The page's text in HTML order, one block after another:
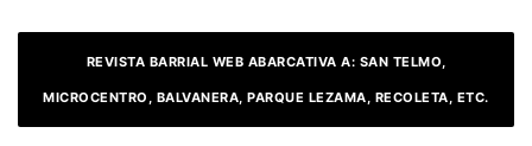
REVISTA BARRIAL WEB ABARCATIVA A: SAN TELMO,
MICROCENTRO, BALVANERA, PARQUE LEZAMA, RECOLETA, ETC.